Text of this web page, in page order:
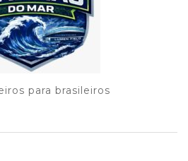
para brasileiros